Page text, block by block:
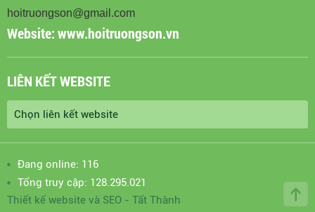
hoitruongson@gmail.com
Website:www.hoitruongson.vn
LIÊN KẾT WEBSITE
Đang online: 116
Tổng truy cập: 128.295.021
Thiết kế website và SEO - Tất Thành